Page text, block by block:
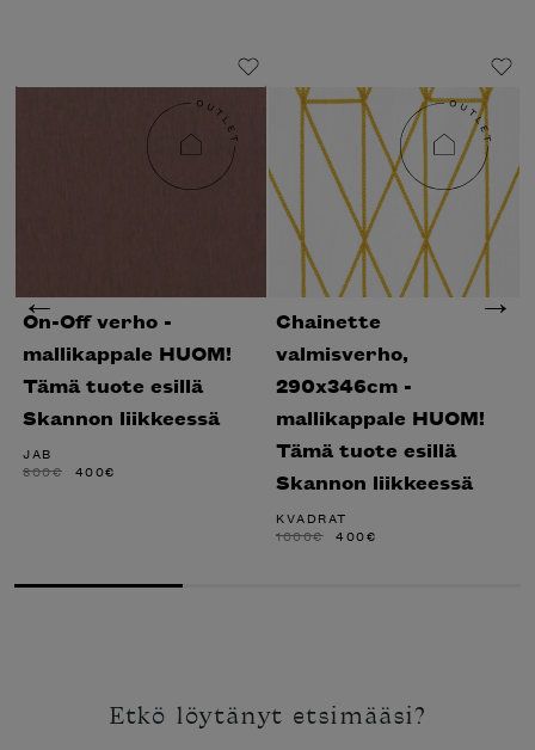
On-Off verho -
mallikappale HUOM!
Tämä tuote esillä
Skannon liikkeessä
JAB
800€ ALKUPERÄINEN
400€
Chainette
valmisverho,
290x346cm -
mallikappale HUOM!
Tämä tuote esillä
Skannon liikkeessä
KVADRAT
1000€ ALKUPERÄINEN
400€
Etkö löytänyt etsimääsi?